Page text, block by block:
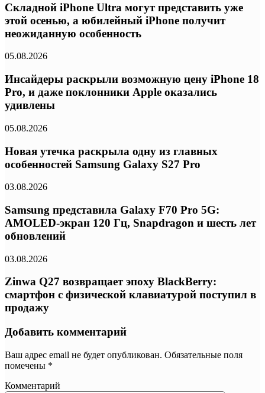
Складной iPhone Ultra могут представить уже
этой осенью, а юбилейный iPhone получит
неожиданную особенность
05.08.2026
Инсайдеры раскрыли возможную цену iPhone 18
Pro, и даже поклонники Apple оказались
удивлены
05.08.2026
Новая утечка раскрыла одну из главных
особенностей Samsung Galaxy S27 Pro
03.08.2026
Samsung представила Galaxy F70 Pro 5G:
AMOLED-экран 120 Гц, Snapdragon и шесть лет
обновлений
03.08.2026
Zinwa Q27 возвращает эпоху BlackBerry:
смартфон с физической клавиатурой поступил в
продажу
Добавить комментарий
Ваш адрес email не будет опубликован. Обязательные поля
помечены *
Комментарий